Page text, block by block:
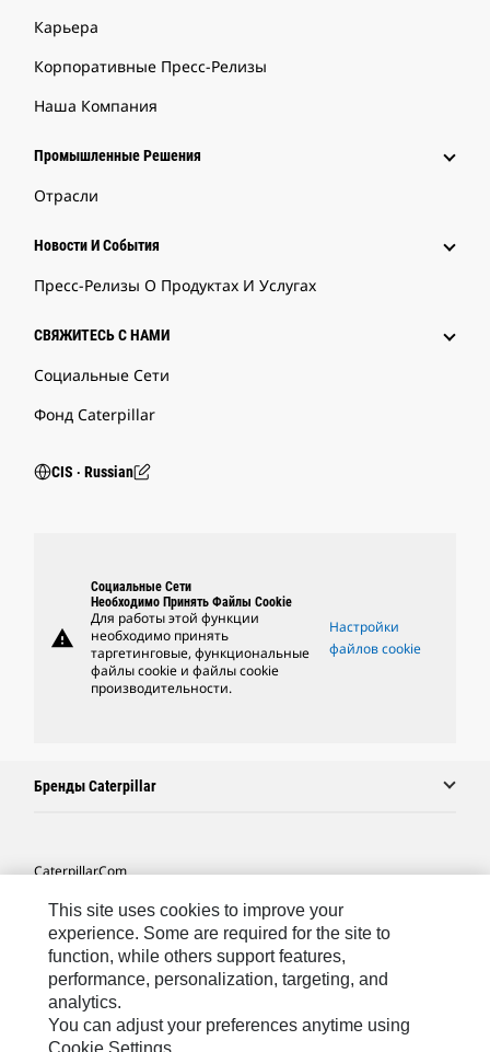
Карьера
Корпоративные Пресс-Релизы
Наша Компания
Промышленные Решения
Отрасли
Новости И События
Пресс-Релизы О Продуктах И Услугах
СВЯЖИТЕСЬ С НАМИ
Социальные Сети
Фонд Caterpillar
CIS ‧ Russian
warning
Социальные Сети
Необходимо Принять Файлы Cookie
Для работы этой функции
необходимо принять
таргетинговые, функциональные
файлы cookie и файлы cookie
производительности.
Настройки
файлов cookie
Бренды Caterpillar
Caterpillar.com
Связаться С Caterpillar
Карта Сайта
Cookie Settings
Юридическая Информация
This site uses cookies to improve your
experience. Some are required for the site to
function, while others support features,
performance, personalization, targeting, and
analytics.
You can adjust your preferences anytime using
Cookie Settings.